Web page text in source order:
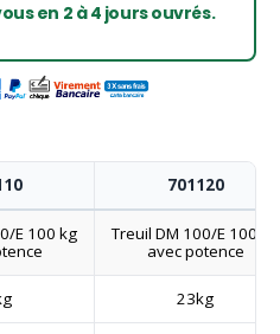
en 2 à 4 jours ouvrés.
701120
E 100 kg
Treuil DM 100/E 100 kg
avec potence
23kg